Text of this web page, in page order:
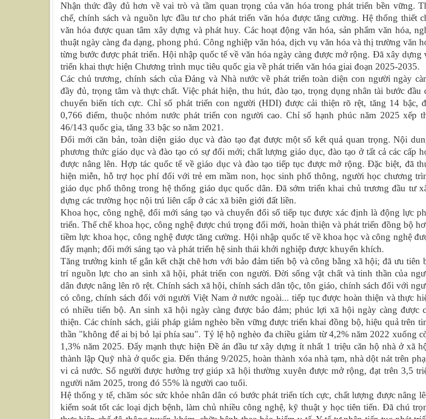
Nhận thức đầy đủ hơn về vai trò và tầm quan trọng của văn hóa trong phát triển bền vững.
chế, chính sách và nguồn lực đầu tư cho phát triển văn hóa được tăng cường. Hệ thống thiết
văn hóa được quan tâm xây dựng và phát huy. Các hoạt động văn hóa, sản phẩm văn hóa,
thuật ngày càng đa dạng, phong phú. Công nghiệp văn hóa, dịch vụ văn hóa và thị trường văn
từng bước được phát triển. Hội nhập quốc tế về văn hóa ngày càng được mở rộng. Đã xây dựng
triển khai thực hiện Chương trình mục tiêu quốc gia về phát triển văn hóa giai đoạn 2025-2035.
Các chủ trương, chính sách của Đảng và Nhà nước về phát triển toàn diện con người ngày
đầy đủ, trọng tâm và thực chất. Việc phát hiện, thu hút, đào tạo, trọng dụng nhân tài bước đầu
chuyển biến tích cực. Chỉ số phát triển con người (HDI) được cải thiện rõ rệt, tăng 14 bậc,
0,766 điểm, thuộc nhóm nước phát triển con người cao. Chỉ số hạnh phúc năm 2025 xếp
46/143 quốc gia, tăng 33 bậc so năm 2021.
Đổi mới căn bản, toàn diện giáo dục và đào tạo đạt được một số kết quả quan trọng. Nội
phương thức giáo dục và đào tạo có sự đổi mới; chất lượng giáo dục, đào tạo ở tất cả các cấp
được nâng lên. Hợp tác quốc tế về giáo dục và đào tạo tiếp tục được mở rộng. Đặc biệt, đã
hiện miễn, hỗ trợ học phí đối với trẻ em mầm non, học sinh phổ thông, người học chương
giáo dục phổ thông trong hệ thống giáo dục quốc dân. Đã sớm triển khai chủ trương đầu tư
dựng các trường học nội trú liên cấp ở các xã biên giới đất liền.
Khoa học, công nghệ, đổi mới sáng tạo và chuyển đổi số tiếp tục được xác định là động lực
triển. Thể chế khoa học, công nghệ được chú trọng đổi mới, hoàn thiện và phát triển đồng bộ
tiềm lực khoa học, công nghệ được tăng cường. Hội nhập quốc tế về khoa học và công nghệ
đẩy mạnh; đổi mới sáng tạo và phát triển hệ sinh thái khởi nghiệp được khuyến khích.
Tăng trưởng kinh tế gắn kết chặt chẽ hơn với bảo đảm tiến bộ và công bằng xã hội; đã ưu tiên
trí nguồn lực cho an sinh xã hội, phát triển con người. Đời sống vật chất và tinh thần của
dân được nâng lên rõ rệt. Chính sách xã hội, chính sách dân tộc, tôn giáo, chính sách đối với
có công, chính sách đối với người Việt Nam ở nước ngoài... tiếp tục được hoàn thiện và thực
có nhiều tiến bộ. An sinh xã hội ngày càng được bảo đảm; phúc lợi xã hội ngày càng được
thiện. Các chính sách, giải pháp giảm nghèo bền vững được triển khai đồng bộ, hiệu quả trên
thần "không để ai bị bỏ lại phía sau". Tỷ lệ hộ nghèo đa chiều giảm từ 4,2% năm 2022 xuống
1,3% năm 2025. Đẩy mạnh thực hiện Đề án đầu tư xây dựng ít nhất 1 triệu căn hộ nhà ở xã
thành lập Quỹ nhà ở quốc gia. Đến tháng 9/2025, hoàn thành xóa nhà tạm, nhà dột nát trên
vi cả nước. Số người được hưởng trợ giúp xã hội thường xuyên được mở rộng, đạt trên 3,5
người năm 2025, trong đó 55% là người cao tuổi.
Hệ thống y tế, chăm sóc sức khỏe nhân dân có bước phát triển tích cực, chất lượng được nâng
kiểm soát tốt các loại dịch bệnh, làm chủ nhiều công nghệ, kỹ thuật y học tiên tiến. Đã chú